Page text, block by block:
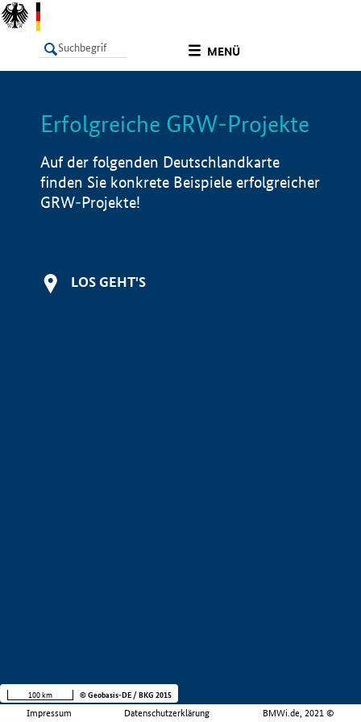
MENÜ
LISTE Info
Erfolgreiche GRW-Projekte
Auf der folgenden Deutschlandkarte
finden Sie konkrete Beispiele erfolgreicher
GRW-Projekte!
LOS GEHT'S
Impressum Datenschutzerklärung BMWi.de, 2021 ©
100 km © Geobasis-DE / BKG 2015